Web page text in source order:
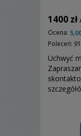
1400 zł
Ocena:
Poleceń: 91
Uchwyć